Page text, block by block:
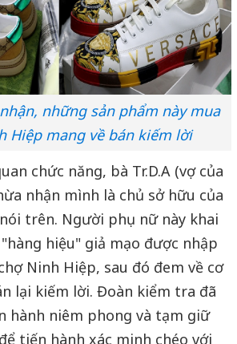
những sản phẩm này mua
Hiệp mang về bán kiếm lời
chức năng, bà Tr.D.A (vợ của
nhận mình là chủ sở hữu của
trên. Người phụ nữ này khai
hiệu" giả mạo được nhập
Ninh Hiệp, sau đó đem về cơ
lại kiếm lời. Đoàn kiểm tra đã
hành niêm phong và tạm giữ
tiến hành xác minh chéo với